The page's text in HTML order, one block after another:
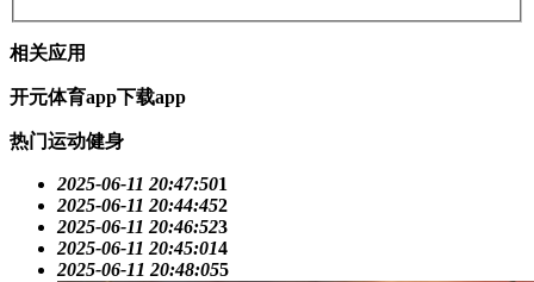
相关应用
开元体育app下载app
热门运动健身
2025-06-11 20:47:501
2025-06-11 20:44:452
2025-06-11 20:46:523
2025-06-11 20:45:014
2025-06-11 20:48:055